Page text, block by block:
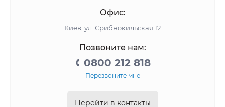
Офис:
Киев, ул. Срибнокильская 12
Позвоните нам:
0800 212 818
Перезвоните мне
Перейти в контакты